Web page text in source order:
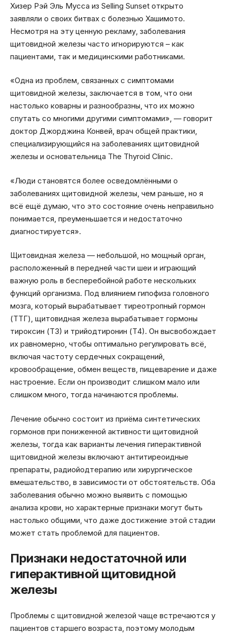
Хизер Рэй Эль Мусса из Selling Sunset открыто
заявляли о своих битвах с болезнью Хашимото.
Несмотря на эту ценную рекламу, заболевания
щитовидной железы часто игнорируются – как
пациентами, так и медицинскими работниками.
«Одна из проблем, связанных с симптомами
щитовидной железы, заключается в том, что они
настолько коварны и разнообразны, что их можно
спутать со многими другими симптомами», — говорит
доктор Джорджина Конвей, врач общей практики,
специализирующийся на заболеваниях щитовидной
железы и основательница The Thyroid Clinic.
«Люди становятся более осведомлёнными о
заболеваниях щитовидной железы, чем раньше, но я
всё ещё думаю, что это состояние очень неправильно
понимается, преуменьшается и недостаточно
диагностируется».
Щитовидная железа — небольшой, но мощный орган,
расположенный в передней части шеи и играющий
важную роль в бесперебойной работе нескольких
функций организма. Под влиянием гипофиза головного
мозга, который вырабатывает тиреотропный гормон
(ТТГ), щитовидная железа вырабатывает гормоны
тироксин (Т3) и трийодтиронин (Т4). Он высвобождает
их равномерно, чтобы оптимально регулировать всё,
включая частоту сердечных сокращений,
кровообращение, обмен веществ, пищеварение и даже
настроение. Если он производит слишком мало или
слишком много, тогда начинаются проблемы.
Лечение обычно состоит из приёма синтетических
гормонов при пониженной активности щитовидной
железы, тогда как варианты лечения гиперактивной
щитовидной железы включают антитиреоидные
препараты, радиойодтерапию или хирургическое
вмешательство, в зависимости от обстоятельств. Оба
заболевания обычно можно выявить с помощью
анализа крови, но характерные признаки могут быть
настолько общими, что даже достижение этой стадии
может стать проблемой для пациентов.
Признаки недостаточной или
гиперактивной щитовидной
железы
Проблемы с щитовидной железой чаще встречаются у
пациентов старшего возраста, поэтому молодым